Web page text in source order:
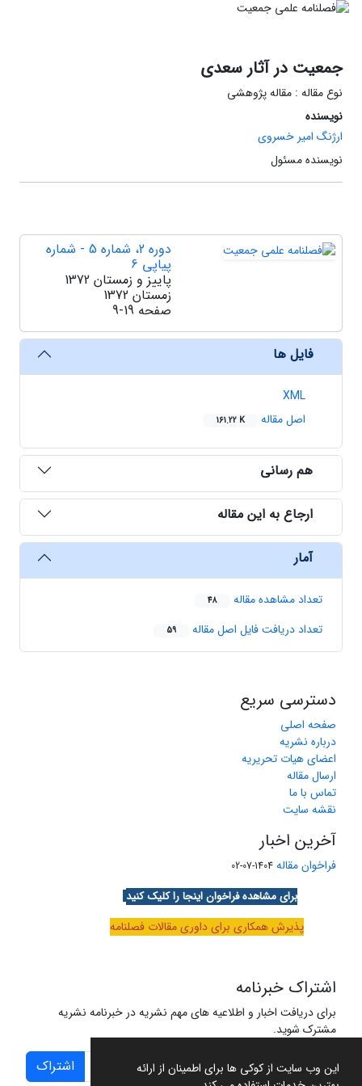
این وب سایت از کوکی ها برای اطمینان از ارائه
جمعیت در آثار سعدی
نوع مقاله : مقاله پژوهشی
نویسنده
ارژنگ امیر خسروی
نویسنده مسئول
دوره 2، شماره 5 - شماره
پیاپی 6
پاییز و زمستان 1372
زمستان 1372
صفحه 9-19
فایل ها
XML
اصل مقاله
161.22 K
هم رسانی
ارجاع به این مقاله
آمار
تعداد مشاهده مقاله 48
تعداد دریافت فایل اصل مقاله 59
دسترسی سریع
صفحه اصلی
درباره نشریه
اعضای هیات تحریریه
ارسال مقاله
تماس با ما
نقشه سایت
آخرین اخبار
فراخوان مقاله 1404-07-02
برای مشاهده فراخوان اینجا را کلیک کنید
پذیرش همکاری برای داوری مقالات فصلنامه
اشتراک خبرنامه
برای دریافت اخبار و اطلاعیه های مهم نشریه در خبرنامه نشریه
مشترک شوید.
اشتراک